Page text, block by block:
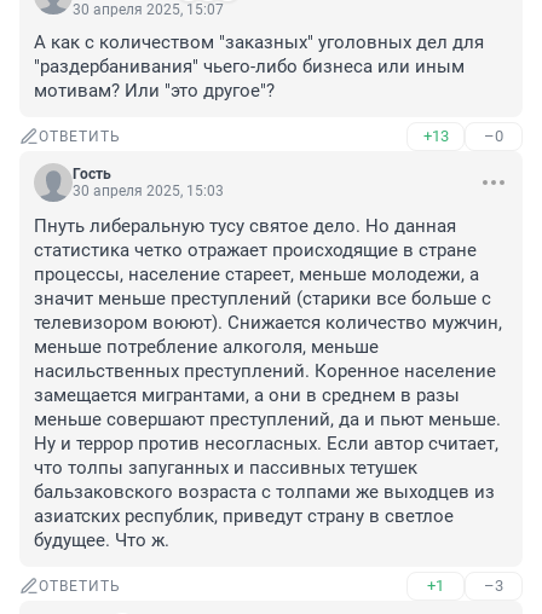
30 апреля 2025, 15:07
А как с количеством "заказных" уголовных дел для
"раздербанивания" чьего-либо бизнеса или иным
мотивам? Или "это другое"?
ОТВЕТИТЬ +13 –0
Гость
30 апреля 2025, 15:03
Пнуть либеральную тусу святое дело. Но данная
статистика четко отражает происходящие в стране
процессы, население стареет, меньше молодежи, а
значит меньше преступлений (старики все больше с
телевизором воюют). Снижается количество мужчин,
меньше потребление алкоголя, меньше
насильственных преступлений. Коренное население
замещается мигрантами, а они в среднем в разы
меньше совершают преступлений, да и пьют меньше.
Ну и террор против несогласных. Если автор считает,
что толпы запуганных и пассивных тетушек
бальзаковского возраста с толпами же выходцев из
азиатских республик, приведут страну в светлое
будущее. Что ж.
ОТВЕТИТЬ +1 –3